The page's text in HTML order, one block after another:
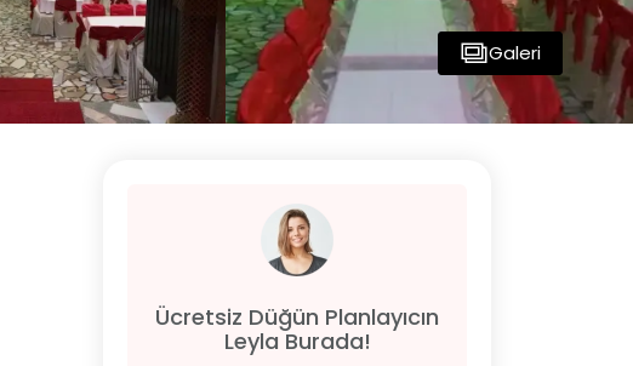
Galeri
Ücretsiz Düğün Planlayıcın
Leyla Burada!